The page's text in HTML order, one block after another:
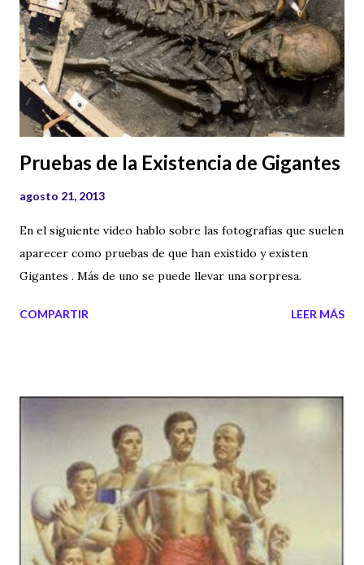
Pruebas de la Existencia de Gigantes
agosto 21, 2013
En el siguiente video hablo sobre las fotografías que suelen
aparecer como pruebas de que han existido y existen
Gigantes . Más de uno se puede llevar una sorpresa.
COMPARTIR LEER MÁS